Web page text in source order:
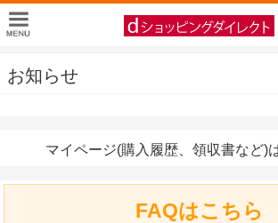
お知らせ
マイページ(購入履歴、領収書など)
FAQはこちら